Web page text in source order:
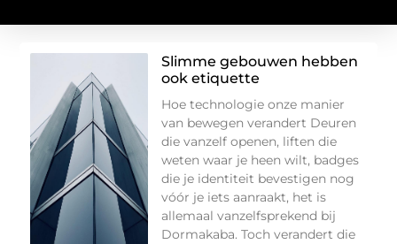
Slimme gebouwen hebben
ook etiquette
Hoe technologie onze manier
van bewegen verandert Deuren
die vanzelf openen, liften die
weten waar je heen wilt, badges
die je identiteit bevestigen nog
vóór je iets aanraakt, het is
allemaal vanzelfsprekend bij
Dormakaba. Toch verandert die